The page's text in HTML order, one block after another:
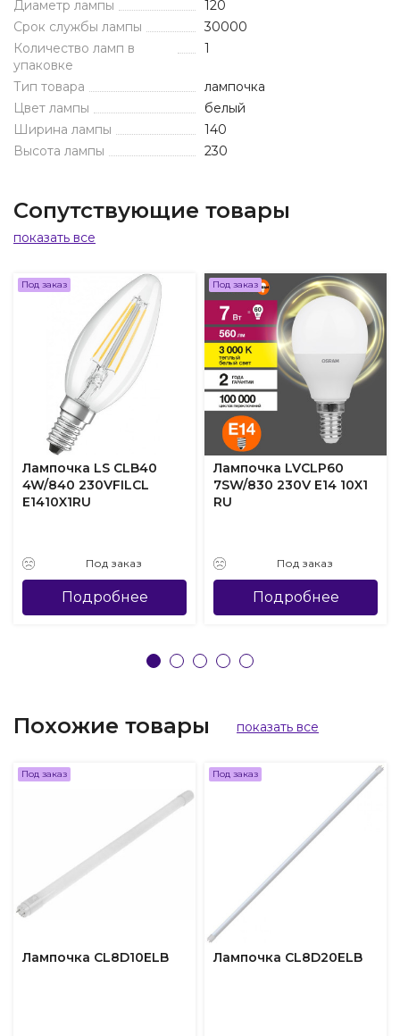
Диаметр лампы
120
Срок службы лампы
30000
Количество ламп в
упаковке
1
Тип товара
лампочка
Цвет лампы
белый
Ширина лампы
140
Высота лампы
230
Сопутствующие товары
показать все
Под заказ
Лампочка LS CLB40
4W/840 230VFILCL
E1410X1RU
Под заказ
Подробнее
Под заказ
Лампочка LVCLP60
7SW/830 230V E14 10X1
RU
Под заказ
Подробнее
Похожие товары показать все
Под заказ
Лампочка CL8D10ELB
Под заказ
Лампочка CL8D20ELB